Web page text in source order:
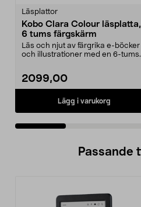
Läsplattor
Kobo Clara Colour läsplatta,
6 tums färgskärm
Läs och njut av färgrika e-böcker
och illustrationer med en 6-tums
2099,00
Lägg i varukorg
Passande